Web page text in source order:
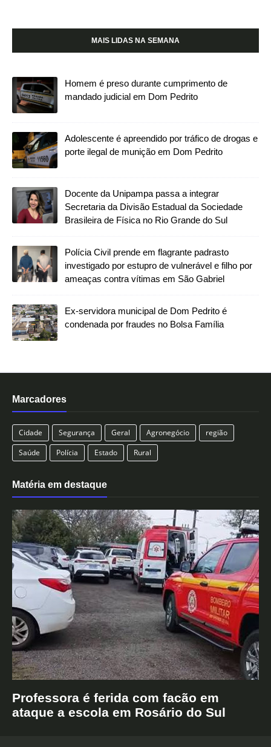
MAIS LIDAS NA SEMANA
Homem é preso durante cumprimento de
mandado judicial em Dom Pedrito
Adolescente é apreendido por tráfico de drogas e
porte ilegal de munição em Dom Pedrito
Docente da Unipampa passa a integrar
Secretaria da Divisão Estadual da Sociedade
Brasileira de Física no Rio Grande do Sul
Polícia Civil prende em flagrante padrasto
investigado por estupro de vulnerável e filho por
ameaças contra vítimas em São Gabriel
Ex-servidora municipal de Dom Pedrito é
condenada por fraudes no Bolsa Família
Marcadores
Cidade Segurança Geral Agronegócio
região
Saúde
Polícia Estado Rural
Matéria em destaque
Professora é ferida com facão em
ataque a escola em Rosário do Sul